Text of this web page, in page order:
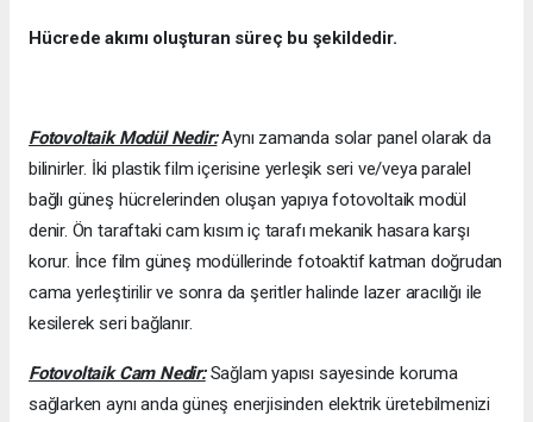
Hücrede akımı oluşturan süreç bu şekildedir.
Fotovoltaik Modül Nedir:Aynı zamanda solar panel olarak da
bilinirler. İki plastik film içerisine yerleşik seri ve/veya paralel
bağlı güneş hücrelerinden oluşan yapıya fotovoltaik modül
denir. Ön taraftaki cam kısım iç tarafı mekanik hasara karşı
korur. İnce film güneş modüllerinde fotoaktif katman doğrudan
cama yerleştirilir ve sonra da şeritler halinde lazer aracılığı ile
kesilerek seri bağlanır.
Fotovoltaik Cam Nedir:Sağlam yapısı sayesinde koruma
sağlarken aynı anda güneş enerjisinden elektrik üretebilmenizi